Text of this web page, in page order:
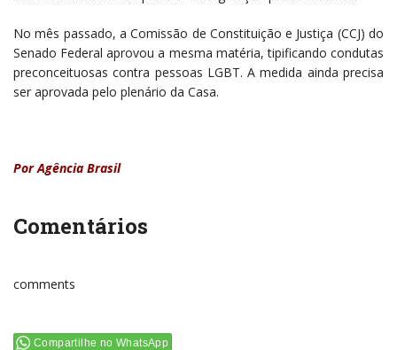
No mês passado, a Comissão de Constituição e Justiça (CCJ) do
Senado Federal aprovou a mesma matéria, tipificando condutas
preconceituosas contra pessoas LGBT. A medida ainda precisa
ser aprovada pelo plenário da Casa.
Por Agência Brasil
Comentários
comments
Compartilhe no WhatsApp